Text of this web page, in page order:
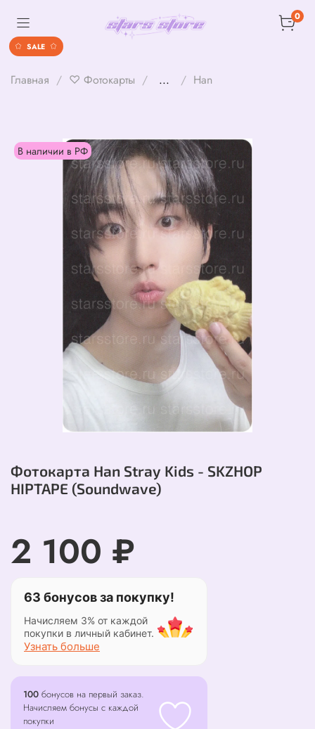
0
Главная ♡ Фотокарты ... Han
В наличии в РФ
Фотокарта Han Stray Kids - SKZHOP
HIPTAPE (Soundwave)
2 100 ₽
63 бонусов за покупку!
Начисляем 3% от каждой
покупки в личный кабинет.
Узнать больше
100 бонусов на первый заказ.
Начисляем бонусы с каждой
покупки